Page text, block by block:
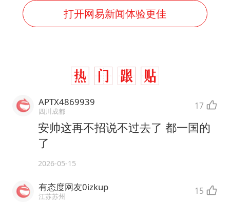
打开网易新闻体验更佳
APTX4869939
四川成都 17
安帅这再不招说不过去了 都一国的
了
2026-05-15
有态度网友0izkup
江苏苏州 15